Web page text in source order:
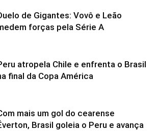
de Gigantes: Vovô e Leão
forças pela Série A
atropela Chile e enfrenta o Brasil
final da Copa América
mais um gol do cearense
Brasil goleia o Peru e avança